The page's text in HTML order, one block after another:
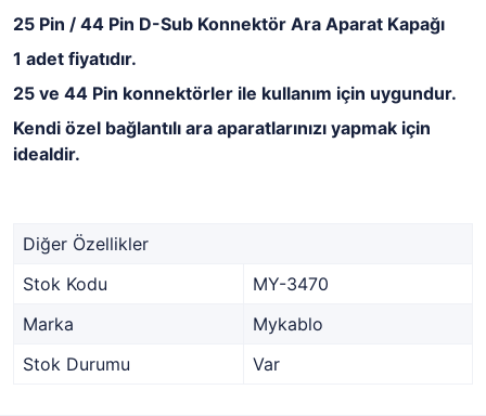
25 Pin / 44 Pin D-Sub Konnektör Ara Aparat Kapağı
1 adet fiyatıdır.
25 ve 44 Pin konnektörler ile kullanım için uygundur.
Kendi özel bağlantılı ara aparatlarınızı yapmak için
idealdir.
Diğer Özellikler
Stok Kodu
MY-3470
Marka
Mykablo
Stok Durumu
Var